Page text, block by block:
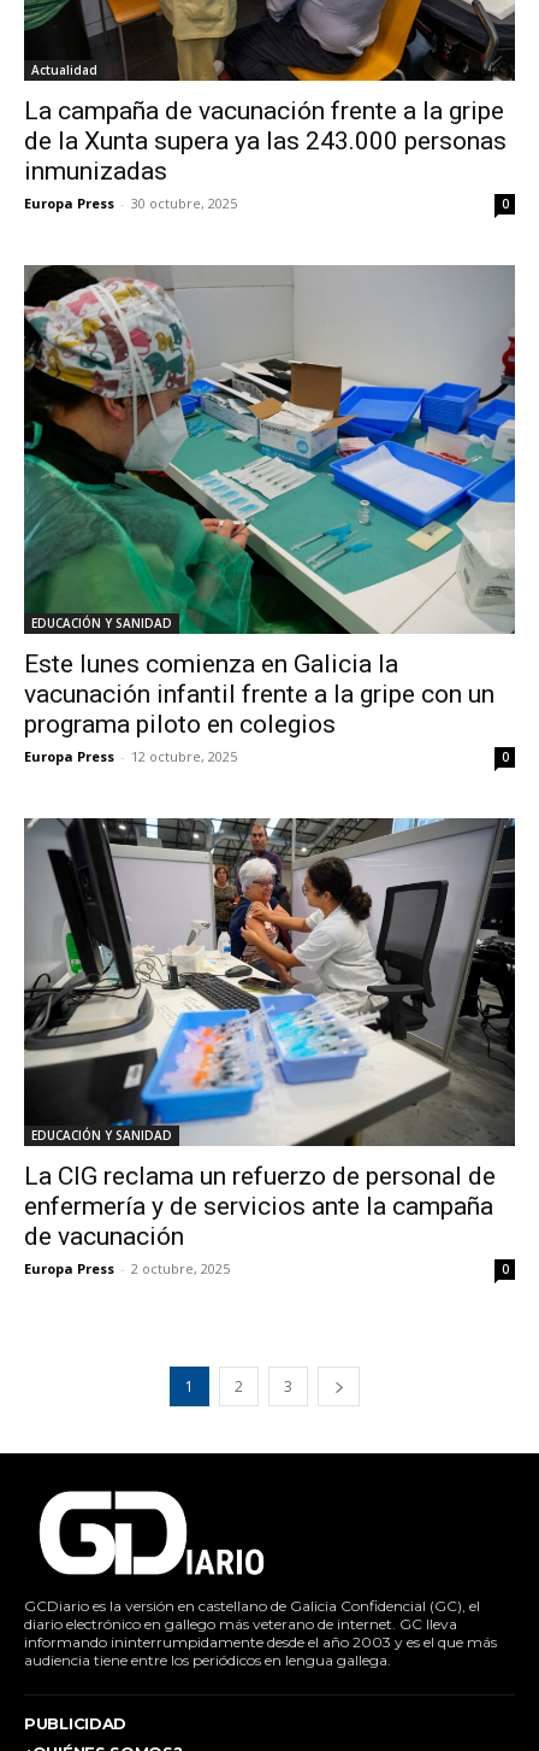
Actualidad
La campaña de vacunación frente a la gripe
de la Xunta supera ya las 243.000 personas
inmunizadas
Europa Press - 30 octubre, 2025 0
EDUCACIÓN Y SANIDAD
Este lunes comienza en Galicia la
vacunación infantil frente a la gripe con un
programa piloto en colegios
Europa Press - 12 octubre, 2025 0
EDUCACIÓN Y SANIDAD
La CIG reclama un refuerzo de personal de
enfermería y de servicios ante la campaña
de vacunación
Europa Press - 2 octubre, 2025 0
1 2 3
GCDiario es la versión en castellano de Galicia Confidencial (GC), el
diario electrónico en gallego más veterano de internet. GC lleva
informando ininterrumpidamente desde el año 2003 y es el que más
audiencia tiene entre los periódicos en lengua gallega.
PUBLICIDAD